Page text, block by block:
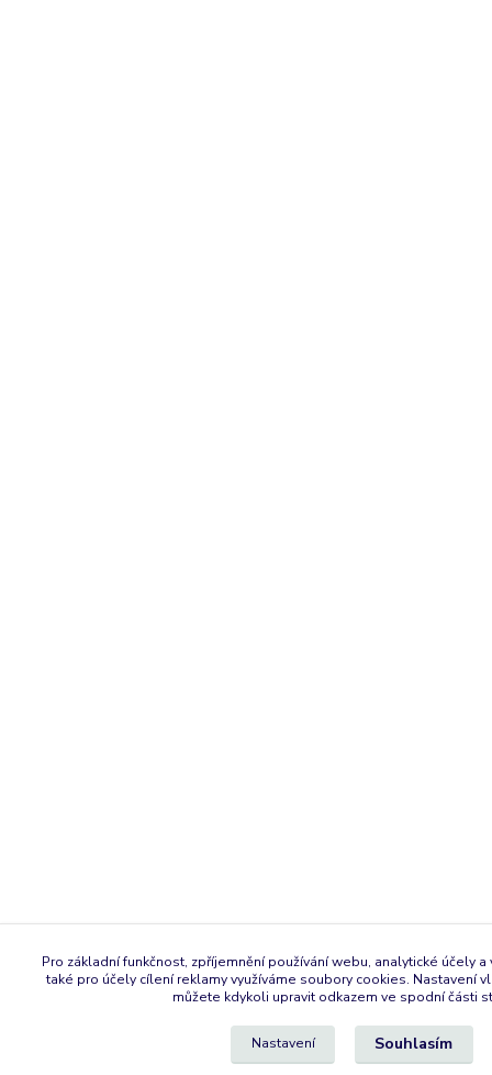
Pro základní funkčnost, zpříjemnění používání webu, analytické účely
také pro účely cílení reklamy využíváme soubory cookies. Nastavení
můžete kdykoli upravit odkazem ve spodní části
Nastavení Souhlasím